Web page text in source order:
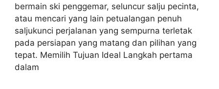
bermain ski penggemar, seluncur salju pecinta,
atau mencari yang lain petualangan penuh
saljukunci perjalanan yang sempurna terletak
pada persiapan yang matang dan pilihan yang
tepat. Memilih Tujuan Ideal Langkah pertama
dalam